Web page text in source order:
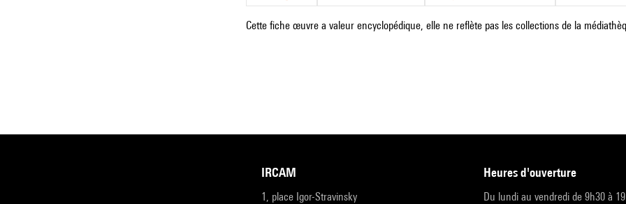
Cette fiche œuvre a valeur encyclopédique, elle ne reflète pas les collections de la
IRCAM
1, place Igor-Stravinsky
heures d'ouverture
Du lundi au vendredi de 9h30 à